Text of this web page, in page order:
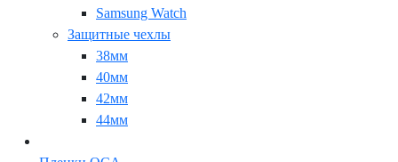
Samsung Watch
Защитные чехлы
38мм
40мм
42мм
44мм